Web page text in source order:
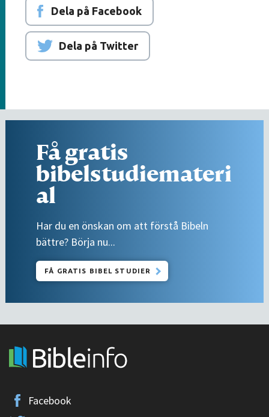
Dela på Facebook
Dela på Twitter
Få gratis
bibelstudiemateri
al
Har du en önskan om att förstå Bibeln
bättre? Börja nu...
FÅ GRATIS BIBEL STUDIER
Facebook